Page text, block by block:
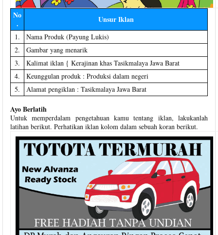
No
.
Unsur Iklan
1.
Nama Produk (Payung Lukis)
2.
Gambar yang menarik
3.
Kalimat iklan { Kerajinan khas Tasikmalaya Jawa Barat
4.
Keunggulan produk : Produksi dalam negeri
5.
Alamat pengiklan : Tasikmalaya Jawa Barat
Ayo Berlatih
Untuk memperdalam pengetahuan kamu tentang iklan, lakukanlah
latihan berikut. Perhatikan iklan kolom dalam sebuah koran berikut.